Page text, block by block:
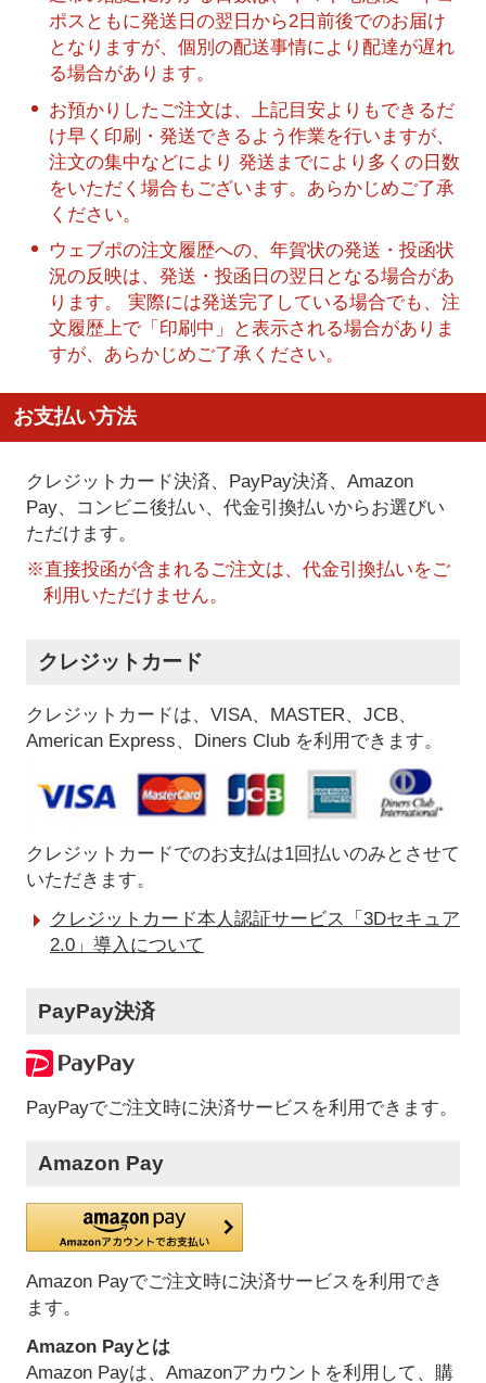
ポスともに発送日の翌日から2日前後でのお届け
となりますが、個別の配送事情により配達が遅れ
る場合があります。
お預かりしたご注文は、上記目安よりもできるだ
け早く印刷・発送できるよう作業を行いますが、
注文の集中などにより 発送までにより多くの日数
をいただく場合もございます。あらかじめご了承
ください。
ウェブポの注文履歴への、年賀状の発送・投函状
況の反映は、発送・投函日の翌日となる場合があ
ります。 実際には発送完了している場合でも、注
文履歴上で「印刷中」と表示される場合がありま
すが、あらかじめご了承ください。
お支払い方法
クレジットカード決済、PayPay決済、Amazon
Pay、コンビニ後払い、代金引換払いからお選びい
ただけます。
※直接投函が含まれるご注文は、代金引換払いをご
利用いただけません。
クレジットカード
クレジットカードは、VISA、MASTER、JCB、
American Express、Diners Club を利用できます。
クレジットカードでのお支払は1回払いのみとさせて
いただきます。
クレジットカード本人認証サービス「3Dセキュア
2.0」導入について
PayPay決済
PayPayでご注文時に決済サービスを利用できます。
Amazon Pay
Amazon Payでご注文時に決済サービスを利用でき
ます。
Amazon Payとは
Amazon Payは、Amazonアカウントを利用して、購